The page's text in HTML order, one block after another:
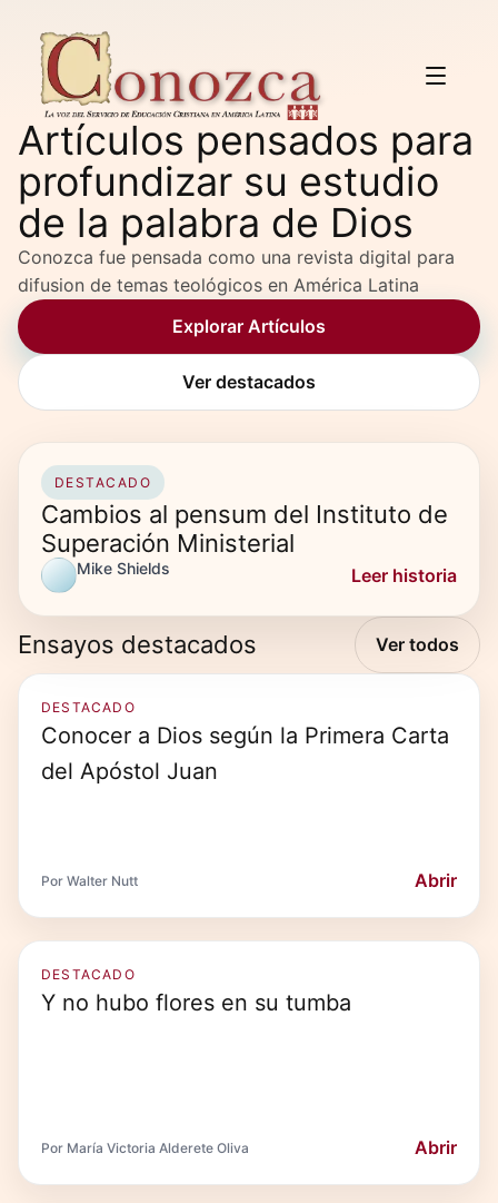
Artículos pensados para
profundizar su estudio
de la palabra de Dios
Conozca fue pensada como una revista digital para
difusion de temas teológicos en América Latina
Explorar Artículos
Ver destacados
DESTACADO
Cambios al pensum del Instituto de
Superación Ministerial
Mike Shields Leer historia
Ensayos destacados Ver todos
DESTACADO
Conocer a Dios según la Primera Carta
del Apóstol Juan
Por Walter Nutt Abrir
DESTACADO
Y no hubo flores en su tumba
Por María Victoria Alderete Oliva Abrir